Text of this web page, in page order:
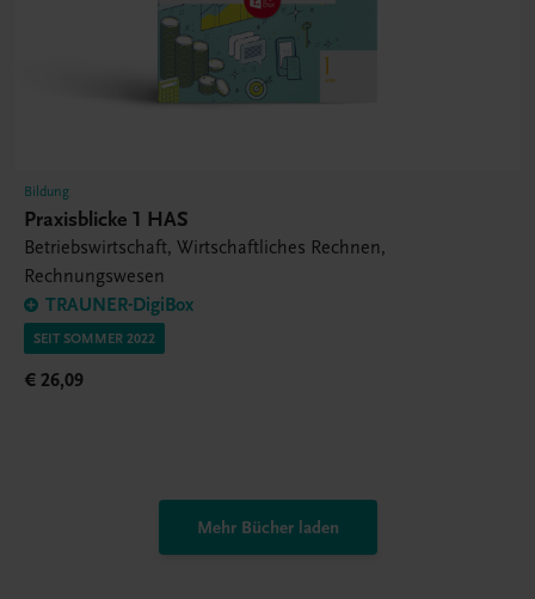
Bildung
Praxisblicke 1 HAS
Betriebswirtschaft, Wirtschaftliches Rechnen,
Rechnungswesen
TRAUNER-DigiBox
SEIT SOMMER 2022
€ 26,09
Mehr Bücher laden